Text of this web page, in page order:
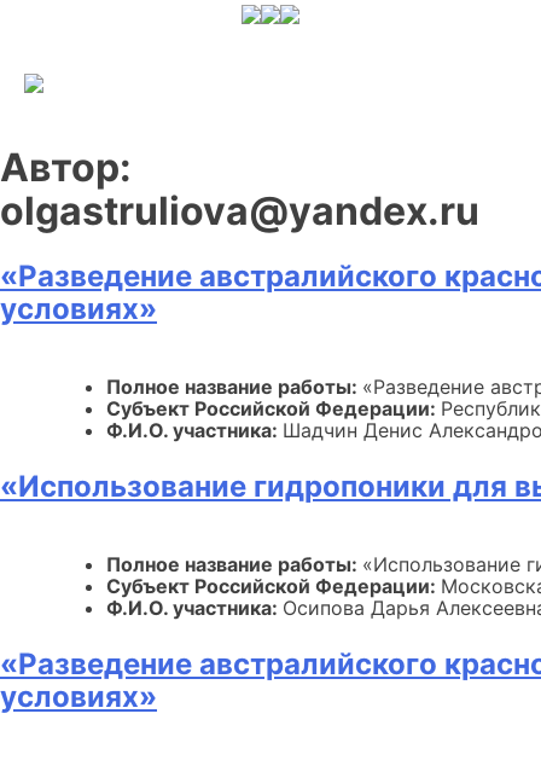
Автор:
olgastruliova@yandex.ru
«Разведение австралийского
условиях»
Полное название работы: «Разведение
Субъект Российской Федерации:
Ф.И.О. участника: Шадчин Денис
«Использование гидропоники для
Полное название работы: «Использование
Субъект Российской Федерации:
Ф.И.О. участника: Осипова Дарья
«Разведение австралийского
условиях»